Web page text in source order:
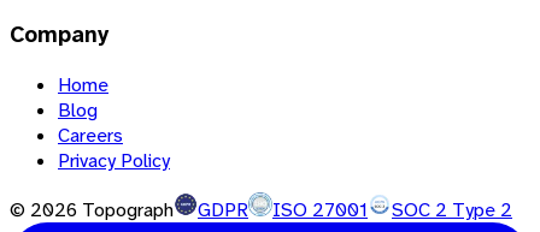
Company
Home
Blog
Careers
Privacy Policy
© 2026 Topograph GDPR ISO 27001 SOC 2 Type 2